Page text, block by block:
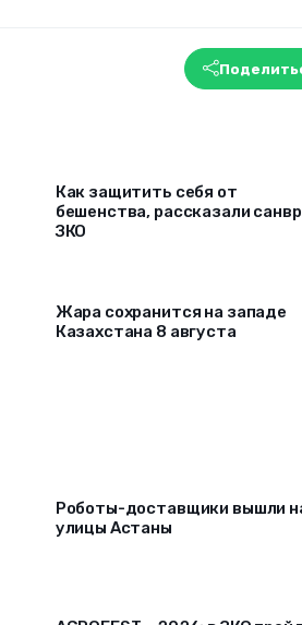
Как защитить себя от
бешенства, рассказали
ЗКО
Жара сохранится на западе
Казахстана 8 августа
Роботы-доставщики вышли
улицы Астаны